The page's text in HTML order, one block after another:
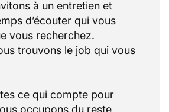
à un entretien et
d’écouter qui vous
vous recherchez.
trouvons le job qui vous
ce qui compte pour